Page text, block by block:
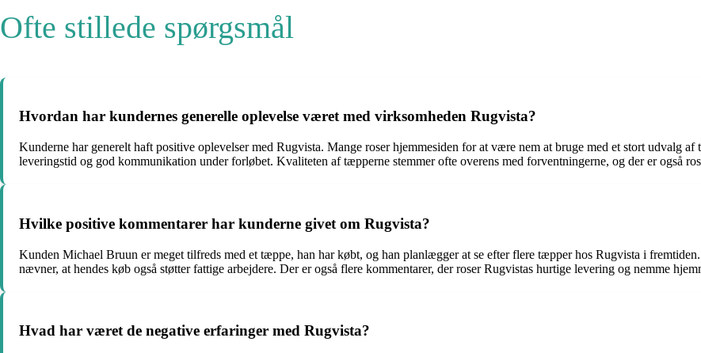
Ofte stillede spørgsmål
Hvordan har kundernes generelle oplevelse været med virksomheden Rugvista?
Kunderne har generelt haft positive oplevelser med Rugvista. Mange roser hjemmesiden for at være nem at bruge med et stort udvalg
leveringstid og god kommunikation under forløbet. Kvaliteten af tæpperne stemmer ofte overens med forventningerne, og der er også
Hvilke positive kommentarer har kunderne givet om Rugvista?
Kunden Michael Bruun er meget tilfreds med et tæppe, han har købt, og han planlægger at se efter flere tæpper hos Rugvista i
nævner, at hendes køb også støtter fattige arbejdere. Der er også flere kommentarer, der roser Rugvistas hurtige levering og nemme
Hvad har været de negative erfaringer med Rugvista?